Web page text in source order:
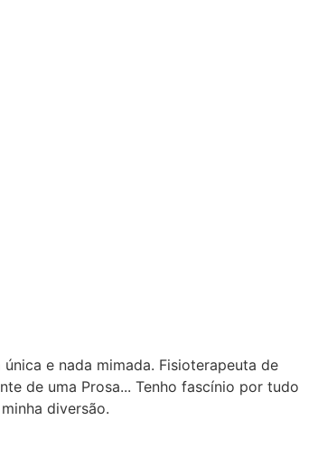
e nada mimada. Fisioterapeuta de
de uma Prosa... Tenho fascínio por tudo
diversão.